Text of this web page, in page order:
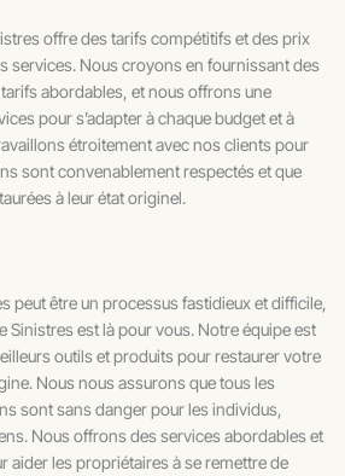
offre des tarifs compétitifs et des prix
services. Nous croyons en fournissant des
abordables, et nous offrons une
pour s’adapter à chaque budget et à
étroitement avec nos clients pour
sont convenablement respectés et que
à leur état originel.
peut être un processus fastidieux et difficile,
Sinistres est là pour vous. Notre équipe est
outils et produits pour restaurer votre
Nous nous assurons que tous les
sont sans danger pour les individus,
Nous offrons des services abordables et
aider les propriétaires à se remettre de